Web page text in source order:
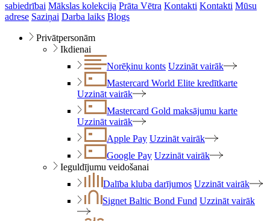
sabiedrībai Mākslas kolekcija Prāta Vētra Kontakti Kontakti Mūsu
adrese Saziņai Darba laiks Blogs
Privātpersonām
Ikdienai
Norēķinu konts Uzzināt vairāk
Mastercard World Elite kredītkarte
Uzzināt vairāk
Mastercard Gold maksājumu karte
Uzzināt vairāk
Apple Pay Uzzināt vairāk
Google Pay Uzzināt vairāk
Ieguldījumu veidošanai
Dalība kluba darījumos Uzzināt vairāk
Signet Baltic Bond Fund Uzzināt vairāk